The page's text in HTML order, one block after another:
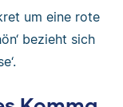
um eine rote
bezieht sich